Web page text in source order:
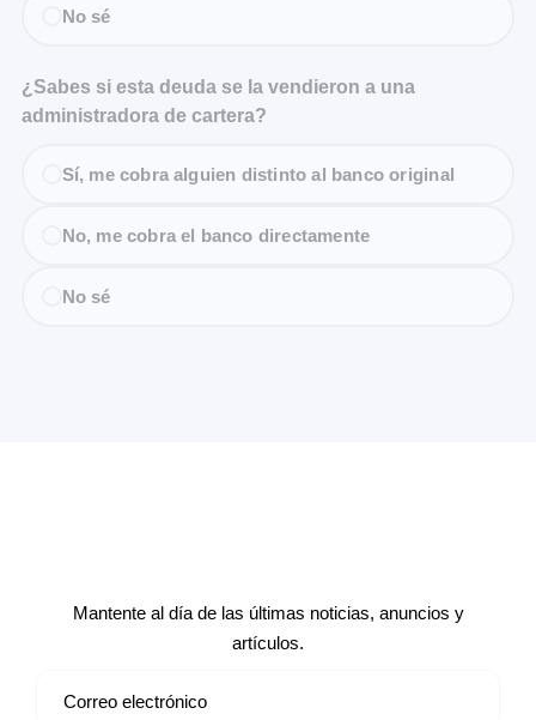
No sé
¿Sabes si esta deuda se la vendieron a una
administradora de cartera?
Sí, me cobra alguien distinto al banco original
No, me cobra el banco directamente
No sé
Mantente al día de las últimas noticias, anuncios y
artículos.